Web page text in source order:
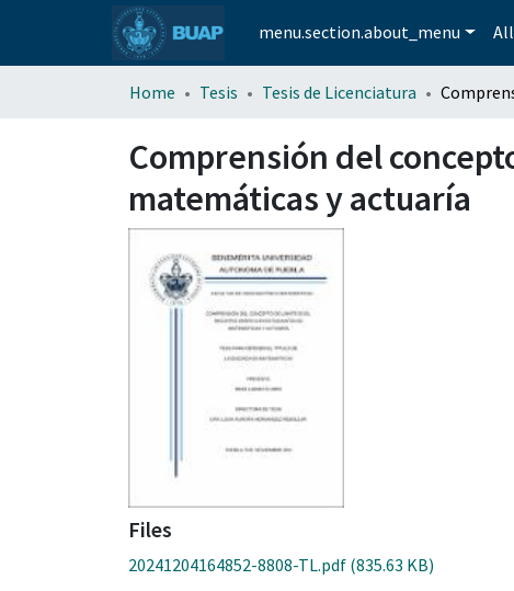
menu.section.about_menu
Home Tesis Tesis de Licenciatura
Comprensión del
matemáticas y actuaría
Files
20241204164852-8808-TL.pdf (835.63 KB)